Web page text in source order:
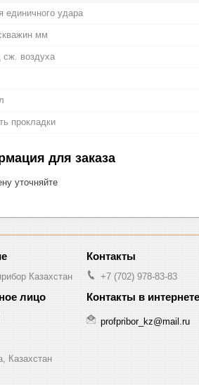
единичного удара
мм
сж. воздуха
прокладки
для заказа
уточняйте
Казахстан
Казахстан
+7 (702) 978-83-83
profpribor_kz@mail.ru